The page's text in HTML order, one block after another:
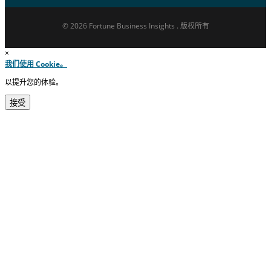
© 2026 Fortune Business Insights . 版权所有
×
我们使用 Cookie。
以提升您的体验。
接受